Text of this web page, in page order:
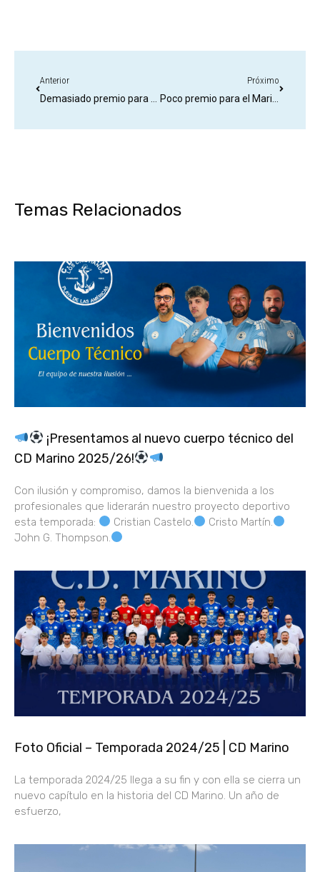
Anterior Próximo
Temas Relacionados
¡Presentamos al nuevo cuerpo técnico del
CD Marino 2025/26!
Con ilusión y compromiso, damos la bienvenida a los
profesionales que liderarán nuestro proyecto deportivo
esta temporada:
Cristian Castelo.
Cristo Martín.
John G. Thompson.
Foto Oficial – Temporada 2024/25 | CD Marino
La temporada 2024/25 llega a su fin y con ella se cierra un
nuevo capítulo en la historia del CD Marino. Un año de
esfuerzo,